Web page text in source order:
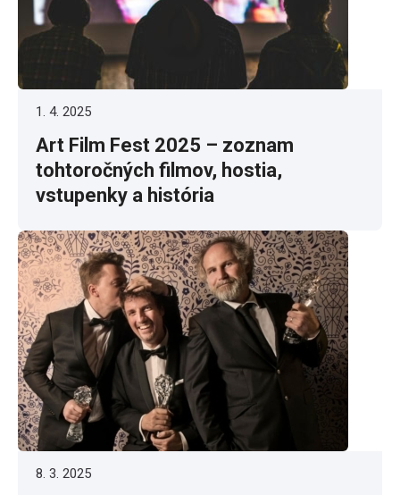
1. 4. 2025
Art Film Fest 2025 – zoznam
tohtoročných filmov, hostia,
vstupenky a história
8. 3. 2025